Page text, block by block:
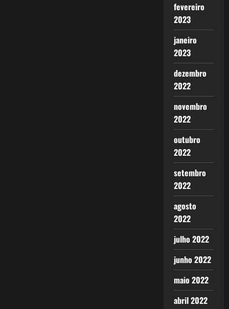
fevereiro
2023
janeiro
2023
dezembro
2022
novembro
2022
outubro
2022
setembro
2022
agosto
2022
julho 2022
junho 2022
maio 2022
abril 2022